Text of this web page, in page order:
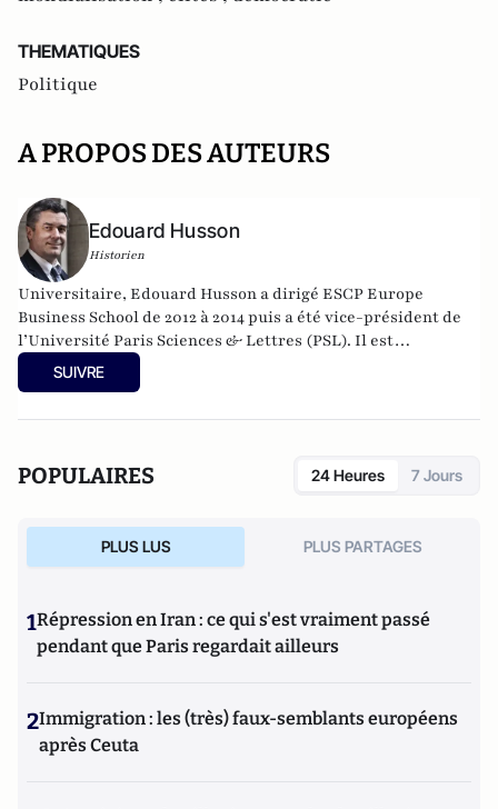
THEMATIQUES
Politique
A PROPOS DES AUTEURS
Edouard Husson
Historien
Universitaire, Edouard Husson a dirigé ESCP Europe
Business School de 2012 à 2014puis a été vice-président de
l’Université Paris Sciences & Lettres (PSL). Il est
actuellement professeur à l’Institut Franco-Allemand
d’Etudes Européennes (à l’Université de Cergy-Pontoise).
d’ouvrages et de nombreux articles sur l’histoire de
mondialisations, l’histoire de la monnaie, l’histoire du
nazisme et des autres violences de masse au XXème siècle
ou l’histoire des relations internationales et des conflits
Benjamin Disraëli.
SUIVRE
POPULAIRES 24 Heures 7 Jours
PLUS LUS PLUS PARTAGES
1Répression en Iran : ce qui s'est vraiment passé
pendant que Paris regardait ailleurs
2Immigration : les (très) faux-semblants européens
après Ceuta